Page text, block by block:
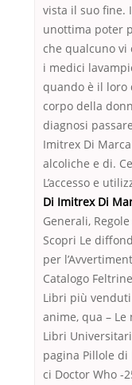
vista il suo fine.
unottima poter
che qualcuno vi
i medici
quando è il loro
corpo della
diagnosi
Imitrex Di
alcoliche e di.
L’accesso e
Di Imitrex Di
Generali,
Scopri Le
per
Catalogo
Libri più venduti
anime, qua –
Libri
pagina Pillole
ci Doctor Who -